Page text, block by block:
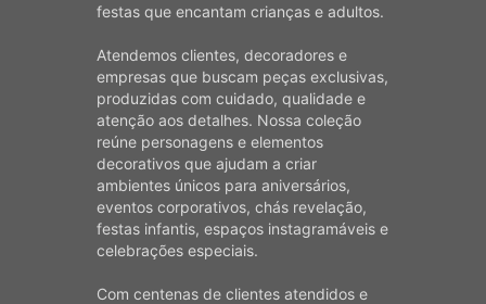
festas que encantam crianças e adultos.
Atendemos clientes, decoradores e
empresas que buscam peças exclusivas,
produzidas com cuidado, qualidade e
atenção aos detalhes. Nossa coleção
reúne personagens e elementos
decorativos que ajudam a criar
ambientes únicos para aniversários,
eventos corporativos, chás revelação,
festas infantis, espaços instagramáveis e
celebrações especiais.
Com centenas de clientes atendidos e